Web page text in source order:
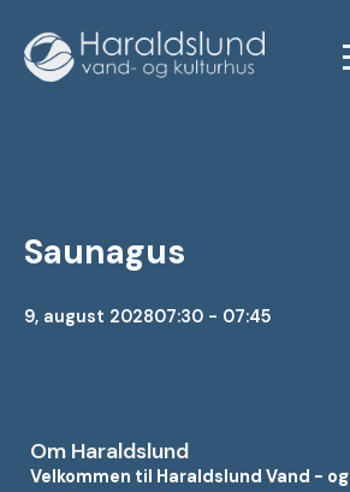
Saunagus
9, august 202807:30 - 07:45
Om Haraldslund
Velkommen til Haraldslund Vand - og